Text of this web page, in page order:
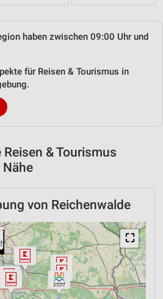
haben zwischen 09:00 Uhr und
für Reisen & Tourismus in
& Tourismus
von Reichenwalde
⛶